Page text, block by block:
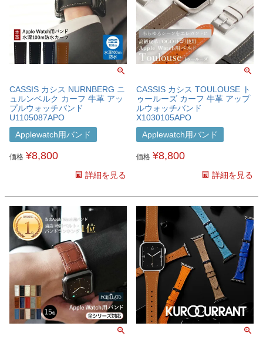
CASSIS カシス NURNBERG ニ
ュルンベルク カーフ 牛革 アッ
プルウォッチバンド
U1105087APO
Applewatch用バンド
価格 ¥8,800
詳細を見る
CASSIS カシス TOULOUSE ト
ゥールーズ カーフ 牛革 アップ
ルウォッチバンド
X1030105APO
Applewatch用バンド
価格 ¥8,800
詳細を見る